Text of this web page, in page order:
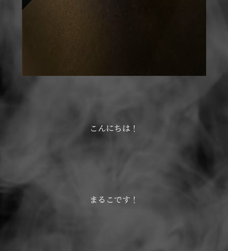
こんにちは！
まるこです！